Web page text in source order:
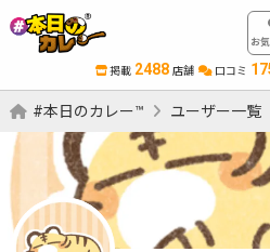
お
掲載 2488 店舗 口コミ
#本日のカレー™ ユーザー一覧